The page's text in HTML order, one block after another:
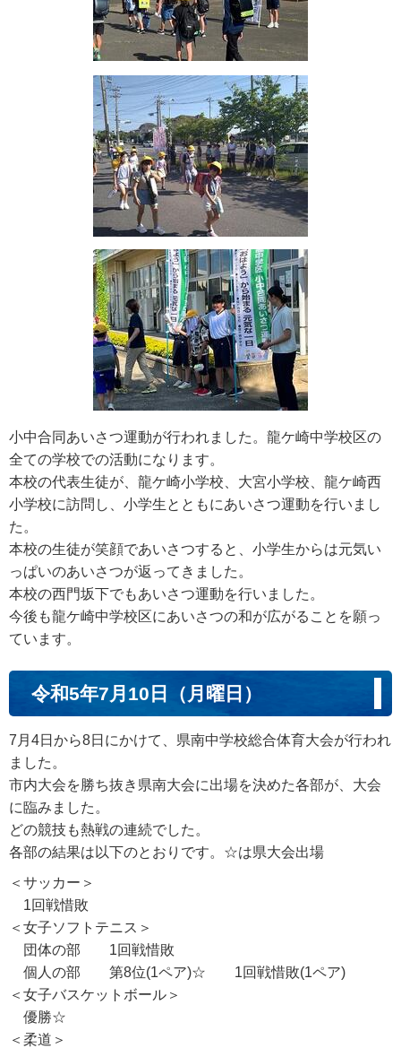
小中合同あいさつ運動が行われました。龍ケ崎中学校区の
全ての学校での活動になります。
本校の代表生徒が、龍ケ崎小学校、大宮小学校、龍ケ崎西
小学校に訪問し、小学生とともにあいさつ運動を行いまし
た。
本校の生徒が笑顔であいさつすると、小学生からは元気い
っぱいのあいさつが返ってきました。
本校の西門坂下でもあいさつ運動を行いました。
今後も龍ケ崎中学校区にあいさつの和が広がることを願っ
ています。
令和5年7月10日（月曜日）
7月4日から8日にかけて、県南中学校総合体育大会が行われ
ました。
市内大会を勝ち抜き県南大会に出場を決めた各部が、大会
に臨みました。
どの競技も熱戦の連続でした。
各部の結果は以下のとおりです。☆は県大会出場
＜サッカー＞
1回戦惜敗
＜女子ソフトテニス＞
団体の部 1回戦惜敗
個人の部 第8位(1ペア)☆ 1回戦惜敗(1ペア)
＜女子バスケットボール＞
優勝☆
＜柔道＞